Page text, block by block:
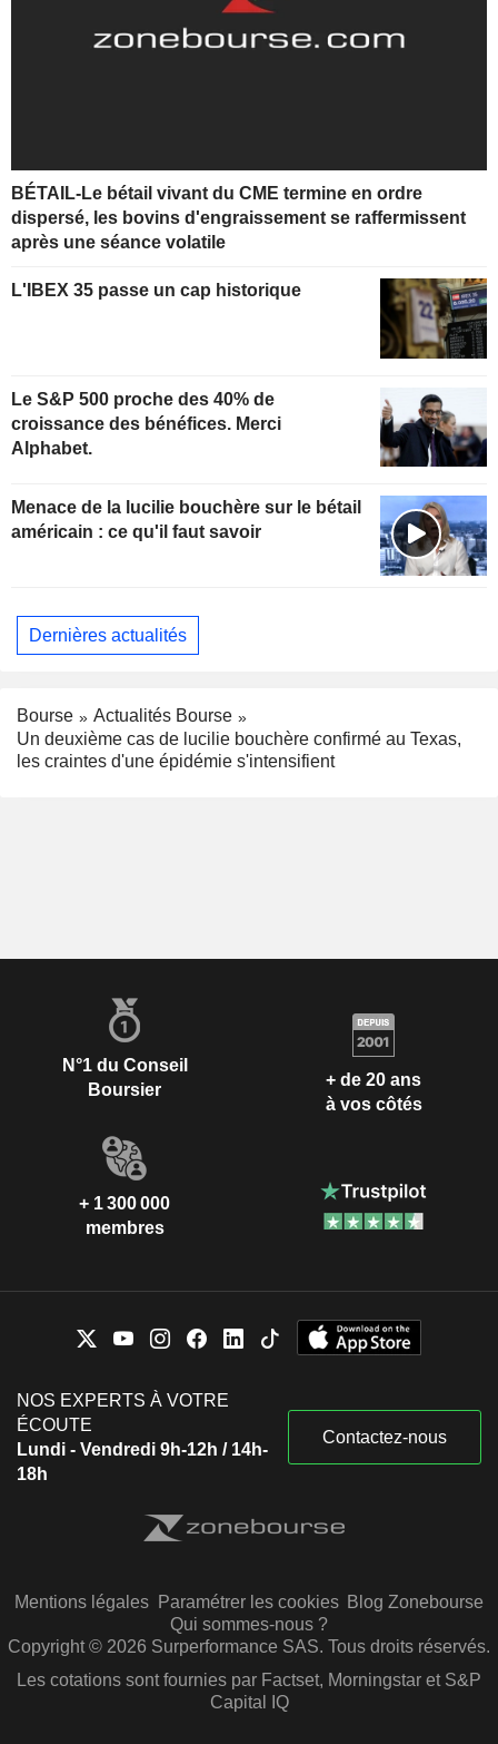
BÉTAIL-Le bétail vivant du CME termine en ordre
dispersé, les bovins d'engraissement se raffermissent
après une séance volatile
L'IBEX 35 passe un cap historique
Le S&P 500 proche des 40% de
croissance des bénéfices. Merci
Alphabet.
Menace de la lucilie bouchère sur le bétail
américain : ce qu'il faut savoir
Dernières actualités
Bourse
Actualités Bourse
Un deuxième cas de lucilie bouchère confirmé au Texas,
les craintes d'une épidémie s'intensifient
N°1 du Conseil
Boursier
+ de 20 ans
à vos côtés
+ 1 300 000
membres
NOS EXPERTS À VOTRE
ÉCOUTE
Lundi - Vendredi 9h-12h / 14h-
18h
Contactez-nous
Mentions légales Paramétrer les cookies Blog Zonebourse
Qui sommes-nous ?
Copyright © 2026 Surperformance SAS. Tous droits réservés.
Les cotations sont fournies par Factset, Morningstar et S&P
Capital IQ